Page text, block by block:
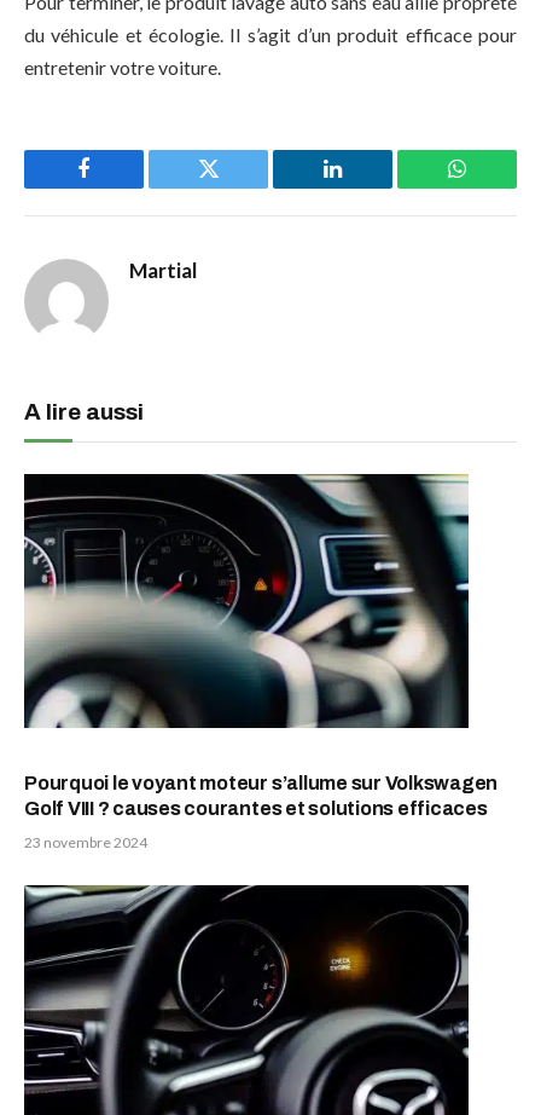
du véhicule et écologie. Il s’agit d’un produit efficace pour
entretenir votre voiture.
Facebook Twitter LinkedIn
Martial
A lire aussi
Pourquoi le voyant moteur s’allume sur Volkswagen
Golf VIII ? causes courantes et solutions efficaces
23 novembre 2024